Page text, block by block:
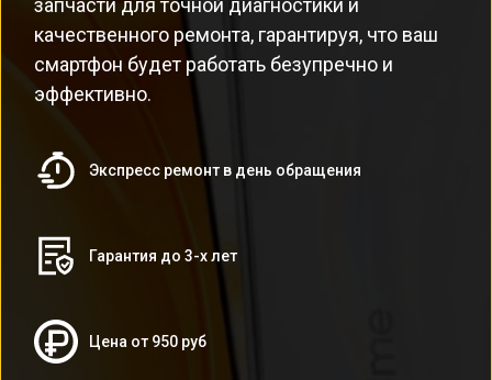
запчасти для точной диагностики и
качественного ремонта, гарантируя, что ваш
смартфон будет работать безупречно и
эффективно.
Экспресс ремонт в день обращения
Гарантия до 3-х лет
Цена от 950 руб